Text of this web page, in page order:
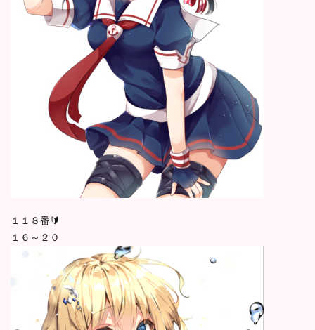
１１８番🔰
１６～２０